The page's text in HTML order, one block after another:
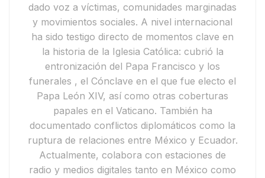
dado voz a víctimas, comunidades marginadas
y movimientos sociales. A nivel internacional
ha sido testigo directo de momentos clave en
la historia de la Iglesia Católica: cubrió la
entronización del Papa Francisco y los
funerales , el Cónclave en el que fue electo el
Papa León XIV, así como otras coberturas
papales en el Vaticano. También ha
documentado conflictos diplomáticos como la
ruptura de relaciones entre México y Ecuador.
Actualmente, colabora con estaciones de
radio y medios digitales tanto en México como